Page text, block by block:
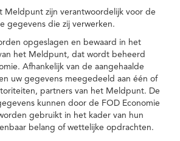
Meldpunt zijn verantwoordelijk voor de
gegevens die zij verwerken.
opgeslagen en bewaard in het
het Meldpunt, dat wordt beheerd
Afhankelijk van de aangehaalde
uw gegevens meegedeeld aan één of
partners van het Meldpunt. De
kunnen door de FOD Economie
gebruikt in het kader van hun
belang of wettelijke opdrachten.